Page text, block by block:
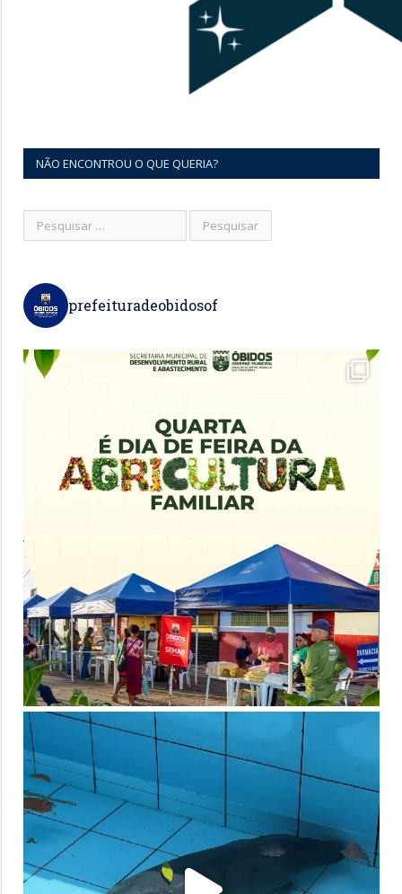
NÃO ENCONTROU O QUE QUERIA?
prefeituradeobidosof